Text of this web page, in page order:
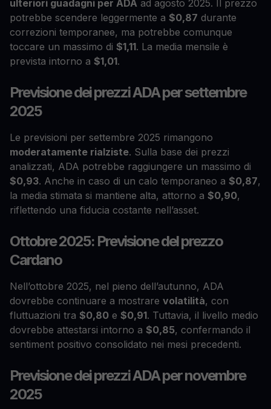
ulteriori guadagni per ADA ad agosto 2025. Il prezzo
potrebbe scendere leggermente a $0,87 durante
correzioni temporanee, ma potrebbe comunque
toccare un massimo di $1,11. La media mensile è
prevista intorno a $1,01.
Previsione dei prezzi ADA per settembre
2025
Le previsioni per settembre 2025 rimangono
moderatamente rialziste. Sulla base dei prezzi
analizzati, ADA potrebbe raggiungere un massimo di
$0,93. Anche in caso di un calo temporaneo a $0,87,
la media stimata si mantiene alta, attorno a $0,90,
riflettendo una fiducia costante nell’asset.
Ottobre 2025: Previsione del prezzo
Cardano
Nell’ottobre 2025, nel pieno dell’autunno, ADA
dovrebbe continuare a mostrare volatilità, con
fluttuazioni tra $0,80 e $0,91. Tuttavia, il livello medio
dovrebbe attestarsi intorno a $0,85, confermando il
sentiment positivo consolidato nei mesi precedenti.
Previsione dei prezzi ADA per novembre
2025